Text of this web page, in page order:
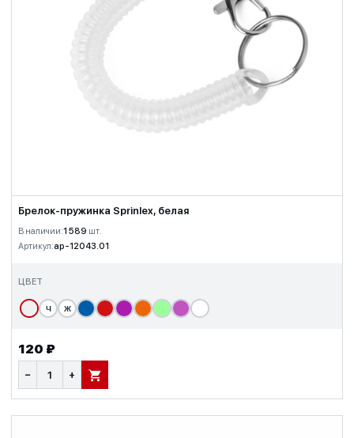
Брелок-пружинка Sprinlex, белая
В наличии:1 589 шт.
Артикул:ap-12043.01
ЦВЕТ
Ч Ж
120 ₽
− + В КОРЗИНУ